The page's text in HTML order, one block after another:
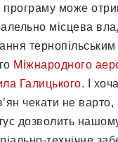
програму може
місцева
Міжнародного
Галицького. І
чекати не варто,
дозволить